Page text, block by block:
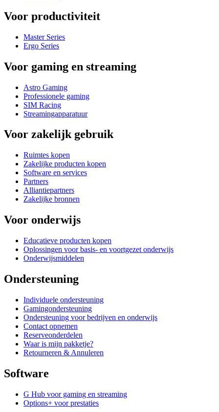
Voor productiviteit
Master Series
Ergo Series
Voor gaming en streaming
Astro Gaming
Professionele gaming
SIM Racing
Streamingapparatuur
Voor zakelijk gebruik
Ruimtes kopen
Zakelijke producten kopen
Software en services
Partners
Alliantiepartners
Zakelijke bronnen
Voor onderwijs
Educatieve producten kopen
Oplossingen voor basis- en voortgezet onderwijs
Onderwijsmiddelen
Ondersteuning
Individuele ondersteuning
Gamingondersteuning
Ondersteuning voor bedrijven en onderwijs
Contact opnemen
Reserveonderdelen
Waar is mijn pakketje?
Retourneren & Annuleren
Software
G Hub voor gaming en streaming
Options+ voor prestaties